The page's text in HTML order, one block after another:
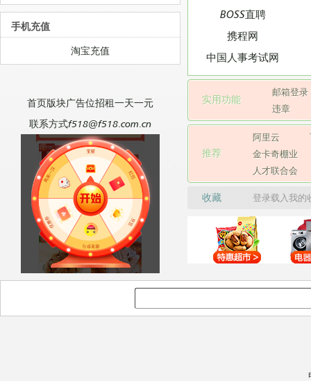
BOSS直聘
携程网
中国人事考试网
实用功能
邮箱登录
违章
推荐
阿里云
金卡奇棚业
人才联合会
收藏 登录载入我
手机充值
淘宝充值
首页版块广告位招租一天一元
联系方式f518@f518.com.cn